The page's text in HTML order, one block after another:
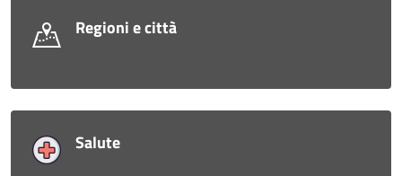
Regioni e città
Salute